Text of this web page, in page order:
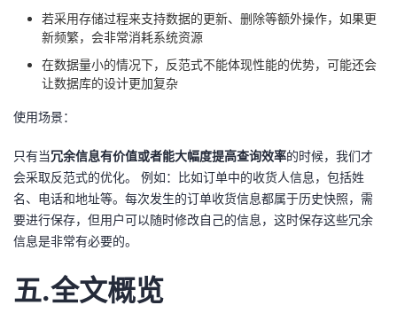
若采用存储过程来支持数据的更新、删除等额外操作，如果更
新频繁，会非常消耗系统资源
在数据量小的情况下，反范式不能体现性能的优势，可能还会
让数据库的设计更加复杂
使用场景：
只有当冗余信息有价值或者能大幅度提高查询效率的时候，我们才
会采取反范式的优化。 例如：比如订单中的收货人信息，包括姓
名、电话和地址等。每次发生的订单收货信息都属于历史快照，需
要进行保存，但用户可以随时修改自己的信息，这时保存这些冗余
信息是非常有必要的。
五.全文概览